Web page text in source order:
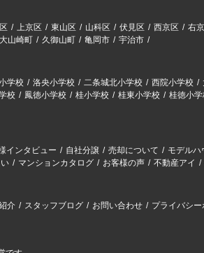
上京区 東山区 山科区 伏見区 西京区 右
大山崎町 久御山町 亀岡市 宇治市
学校 洛央小学校 二条城北小学校 西院小学校
校 鳳徳小学校 桂小学校 桂東小学校 桂徳小
インタビュー 自社分譲 売却について モデルハ
マンションカタログ お客様の声 不動産アイ
介 スタッフブログ お問い合わせ プライバシー